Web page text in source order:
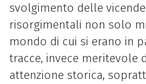
svolgimento delle vicende
risorgimentali non solo
mondo di cui si erano in
tracce, invece meritevole
attenzione storica,